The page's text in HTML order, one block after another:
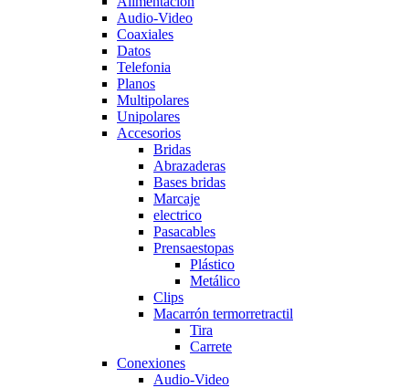
Audio-Video
Coaxiales
Datos
Telefonia
Planos
Multipolares
Unipolares
Accesorios
Bridas
Abrazaderas
Bases bridas
Marcaje
electrico
Pasacables
Prensaestopas
Plástico
Metálico
Clips
Macarrón termorretractil
Tira
Carrete
Conexiones
Audio-Video